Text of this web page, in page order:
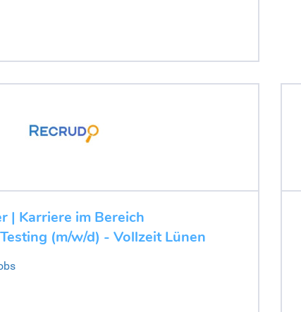
| Karriere im Bereich
(m/w/d) - Vollzeit Lünen